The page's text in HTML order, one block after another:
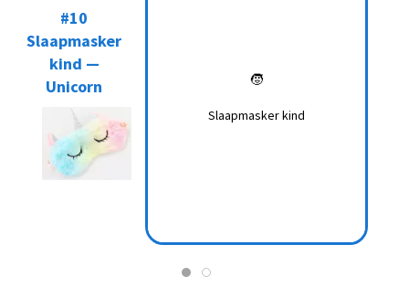
Slaapmasker
kind —
Unicorn
kind
🧒
Slaapmasker kind
#10
Slaapmasker
kind —
Unicorn